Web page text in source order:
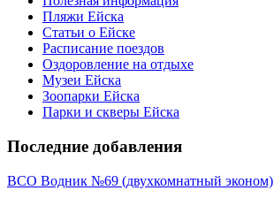
Пляжи Ейска
Статьи о Ейске
Расписание поездов
Оздоровление на отдыхе
Музеи Ейска
Зоопарки Ейска
Парки и скверы Ейска
Последние добавления
ВСО Водник №69 (двухкомнатный эконом)